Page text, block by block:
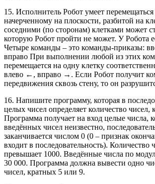
15. Исполнитель Робот умеет
начерченному на плоскости, разбитой на
соседними (по сторонам) клетками может
которую Робот пройти не может. У Робота
Четыре команды – это команды-приказы:
вправо При выполнении любой из этих
перемещается на одну клетку
влево ←, вправо →. Если Робот получит
передвижения сквозь стену, то он
16. Напишите программу, которая в
целых чисел определяет количество чисел,
Программа получает на вход целые числа,
введённых чисел неизвестно,
заканчивается числом 0 (0 – признак
входит в последовательность). Количество
превышает 1000. Введённые числа по
30 000. Программа должна вывести одно
чисел, кратных 5 или 9.